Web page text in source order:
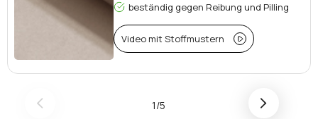
beständig gegen Reibung und Pilling
Video mit Stoffmustern
1/5